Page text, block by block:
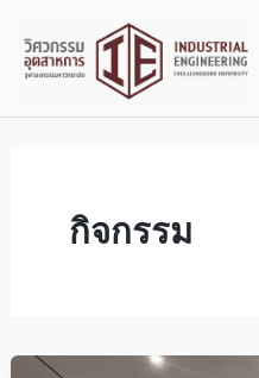
content
กิจกรรม
pagination